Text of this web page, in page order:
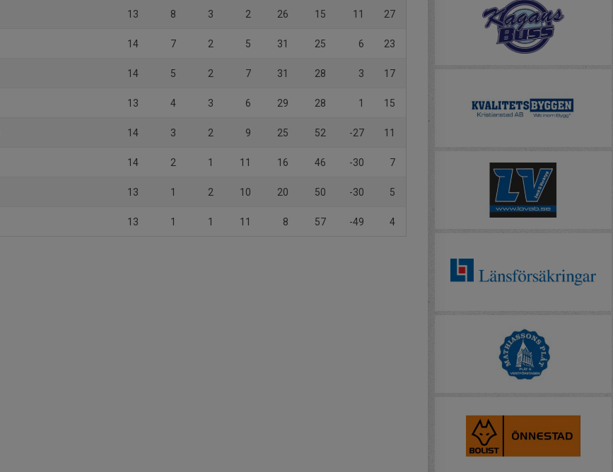
13 8 3 2 26 15 11 27
14 7 2 5 31 25 6 23
14 5 2 7 31 28 3 17
13 4 3 6 29 28 1 15
14 3 2 9 25 52 -27 11
14 2 1 11 16 46 -30 7
13 1 2 10 20 50 -30 5
13 1 1 11 8 57 -49 4